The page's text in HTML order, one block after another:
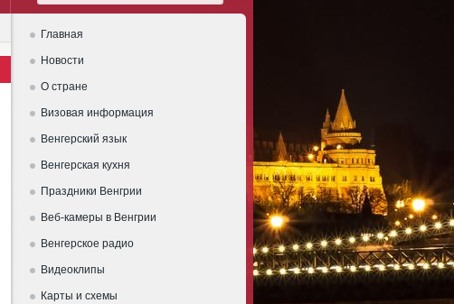
Главная
Новости
О стране
Визовая информация
Венгерский язык
Венгерская кухня
Праздники Венгрии
Веб-камеры в Венгрии
Венгерское радио
Видеоклипы
Карты и схемы